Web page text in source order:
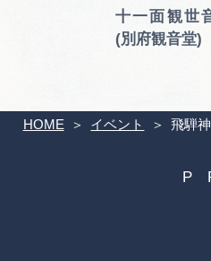
HOME イベント 飛騨
十一面観世
(別府観音堂)